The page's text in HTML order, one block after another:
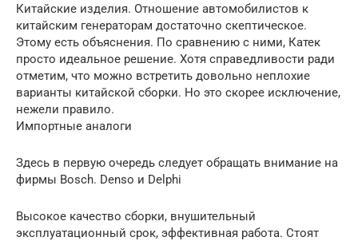
Китайские изделия. Отношение автомобилистов к
китайским генераторам достаточно скептическое.
Этому есть объяснения. По сравнению с ними, Катек
просто идеальное решение. Хотя справедливости ради
отметим, что можно встретить довольно неплохие
варианты китайской сборки. Но это скорее исключение,
нежели правило.
Импортные аналоги
Здесь в первую очередь следует обращать внимание на
фирмы Bosch. Denso и Delphi
Высокое качество сборки, внушительный
эксплуатационный срок, эффективная работа. Стоят